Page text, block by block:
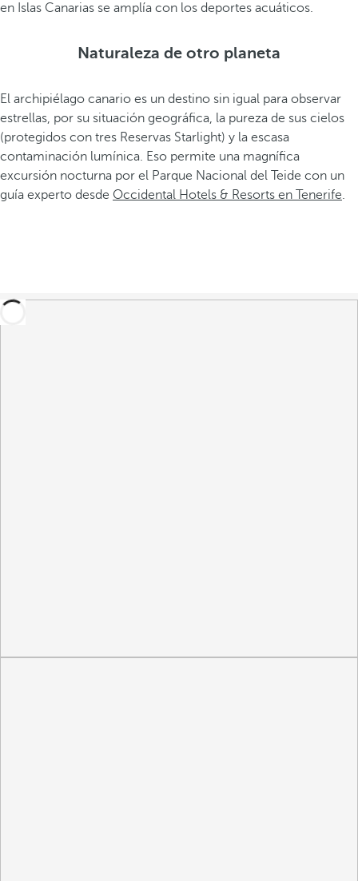
en Islas Canarias se amplía con los deportes acuáticos.
Naturaleza de otro planeta
El archipiélago canario es un destino sin igual para observar
estrellas, por su situación geográfica, la pureza de sus cielos
(protegidos con tres Reservas Starlight) y la escasa
contaminación lumínica. Eso permite una magnífica
excursión nocturna por el Parque Nacional del Teide con un
guía experto desde Occidental Hotels & Resorts en Tenerife.